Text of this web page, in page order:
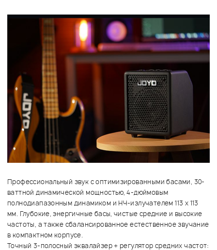
Профессиональный звук с оптимизированными басами, 30-
ваттной динамической мощностью, 4-дюймовым
полнодиапазонным динамиком и НЧ-излучателем 113 x 113
мм. Глубокие, энергичные басы, чистые средние и высокие
частоты, а также сбалансированное естественное звучание
в компактном корпусе.
Точный 3-полосный эквалайзер + регулятор средних частот: